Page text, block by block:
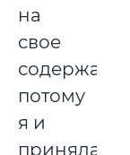
на
свое
содержание,
потому
я и
приняла